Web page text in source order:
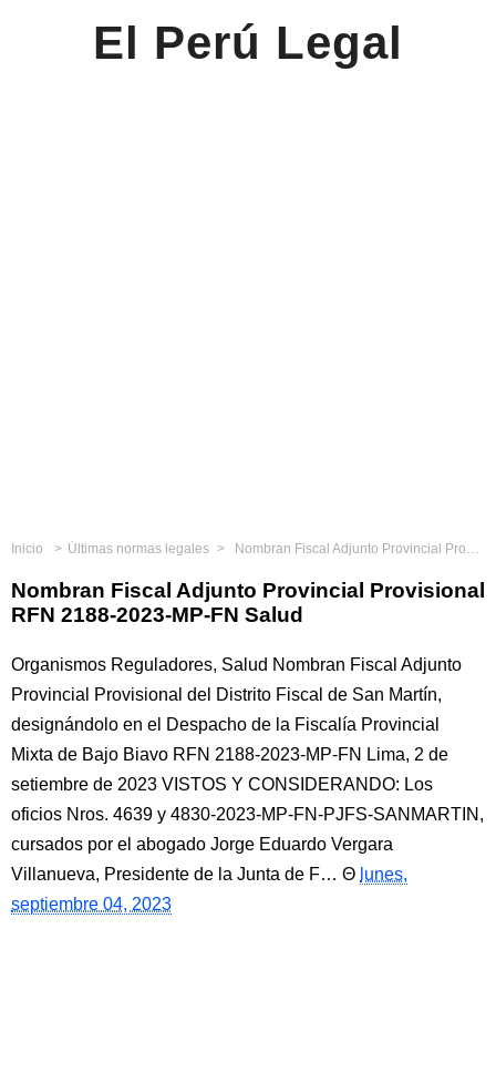
El Perú Legal
Inicio Últimas normas legales Nombran Fiscal Adjunto Provincial Provisional RFN 2188-2023-MP-FN Salud
Nombran Fiscal Adjunto Provincial Provisional
RFN 2188-2023-MP-FN Salud
Organismos Reguladores, Salud Nombran Fiscal Adjunto
Provincial Provisional del Distrito Fiscal de San Martín,
designándolo en el Despacho de la Fiscalía Provincial
Mixta de Bajo Biavo RFN 2188-2023-MP-FN Lima, 2 de
setiembre de 2023 VISTOS Y CONSIDERANDO: Los
oficios Nros. 4639 y 4830-2023-MP-FN-PJFS-SANMARTIN,
cursados por el abogado Jorge Eduardo Vergara
Villanueva, Presidente de la Junta de F…
lunes,
septiembre 04, 2023